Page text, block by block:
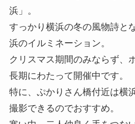
浜」。
すっかり横浜の冬の風物詩と
浜のイルミネーション。
クリスマス期間のみならず、
長期にわたって開催中です。
特に、ぷかりさん橋付近は横
撮影できるのでおすすめ。